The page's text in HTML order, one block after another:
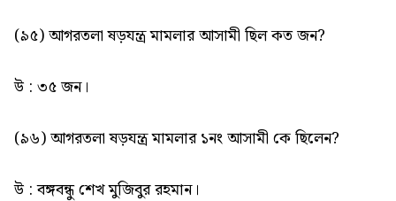
(৯৫) আগরতলা ষড়যন্ত্র মামলার আসামী ছিল কত জন?
উ : ৩৫ জন।
(৯৬) আগরতলা ষড়যন্ত্র মামলার ১নং আসামী কে ছিলেন?
উ : বঙ্গবন্ধু শেখ মুজিবুর রহমান।